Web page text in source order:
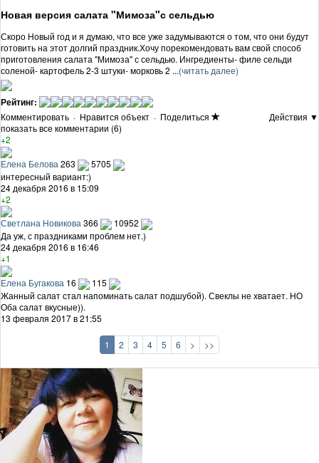
Новая версия салата "Мимоза"с сельдью
Скоро Новый год и я думаю, что все уже задумываются о том, что они будут
готовить на этот долгий праздник.Хочу порекомендовать вам свой способ
приготовления салата "Мимоза" с сельдью. Ингредиенты- филе сельди
соленой- картофель 2-3 штуки- морковь 2 ...(читать далее)
Рейтинг:
Комментировать · Нравится объект · Поделиться
Действия ▼
показать все комментарии (6)
+2
Елена Белова 263
5705
интересный вариант:)
24 декабря 2016 в 15:09
+2
Светлана Новикова 366
10952
Да уж, с праздниками проблем нет.)
24 декабря 2016 в 16:46
+1
Елена Бугакова 16
115
Жанный салат стал напоминать салат подшубой). Свеклы не хватает. НО
Оба салат вкусные)).
13 февраля 2017 в 21:55
1 2 3 4 5 6 > >>